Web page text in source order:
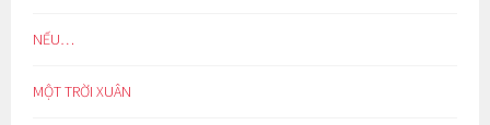
NẾU…
MỘT TRỜI XUÂN